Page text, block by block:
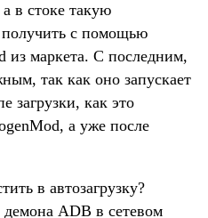
в стоке такую
с помощью
из маркета. С последним,
так как оно запускает
загрузки, как это
а уже после
в автозагрузку?
ADB в сетевом